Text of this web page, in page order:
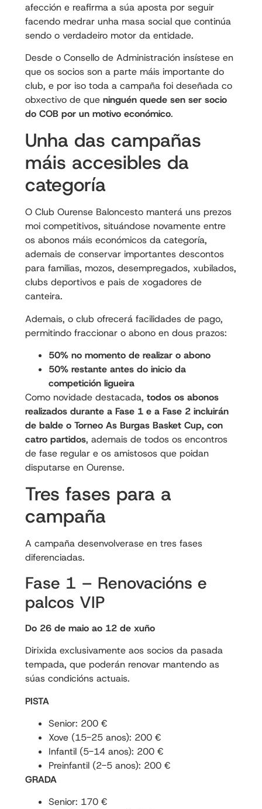
afección e reafirma a súa aposta por seguir
facendo medrar unha masa social que continúa
sendo o verdadeiro motor da entidade.
Desde o Consello de Administración insístese en
que os socios son a parte máis importante do
club, e por iso toda a campaña foi deseñada co
obxectivo de que ninguén quede sen ser socio
do COB por un motivo económico.
Unha das campañas
máis accesibles da
categoría
O Club Ourense Baloncesto manterá uns prezos
moi competitivos, situándose novamente entre
os abonos máis económicos da categoría,
ademais de conservar importantes descontos
para familias, mozos, desempregados, xubilados,
clubs deportivos e pais de xogadores de
canteira.
Ademais, o club ofrecerá facilidades de pago,
permitindo fraccionar o abono en dous prazos:
50% no momento de realizar o abono
50% restante antes do inicio da
competición ligueira
Como novidade destacada, todos os abonos
realizados durante a Fase 1 e a Fase 2 incluirán
de balde o Torneo As Burgas Basket Cup, con
catro partidos, ademais de todos os encontros
de fase regular e os amistosos que poidan
disputarse en Ourense.
Tres fases para a
campaña
A campaña desenvolverase en tres fases
diferenciadas.
Fase 1 – Renovacións e
palcos VIP
Do 26 de maio ao 12 de xuño
Dirixida exclusivamente aos socios da pasada
tempada, que poderán renovar mantendo as
súas condicións actuais.
PISTA
Senior: 200 €
Xove (15-25 anos): 200 €
Infantil (5-14 anos): 200 €
Preinfantil (2-5 anos): 200 €
GRADA
Senior: 170 €